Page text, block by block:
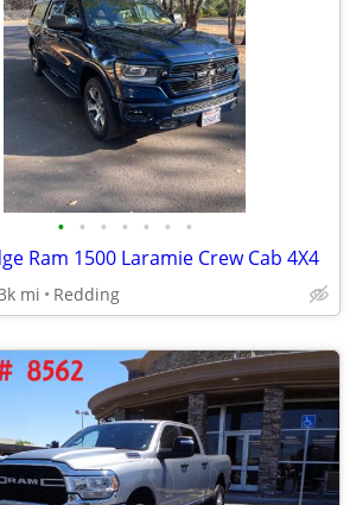
• • • • • • •
Ram 1500 Laramie Crew Cab 4X4
mi Redding